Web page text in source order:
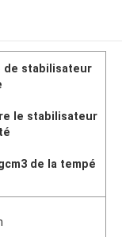
de stabilisateur
le stabilisateur
de la tempé